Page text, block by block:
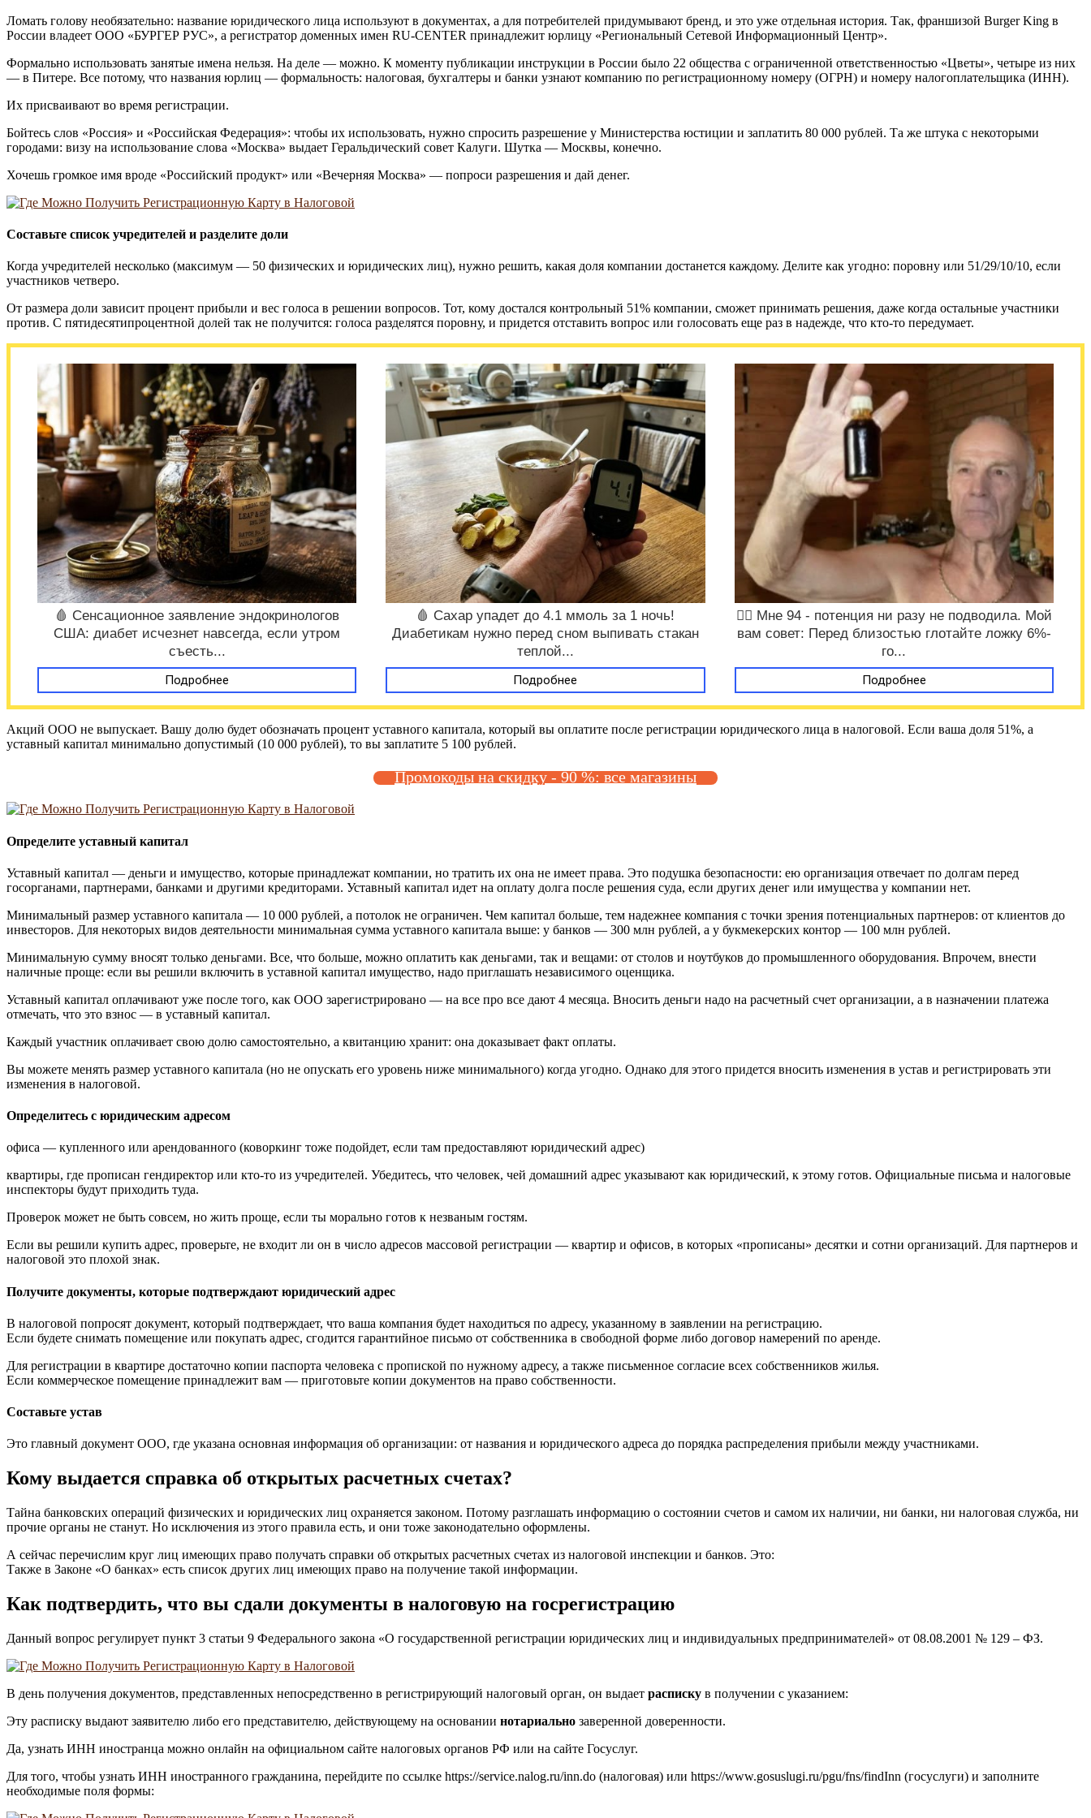
Ломать голову необязательно: название юридического лица используют в документах, а для потребителей придумывают бренд, и это уже отдельная история. Так, франшизой Burger King в
России владеет ООО «БУРГЕР РУС», а регистратор доменных имен RU-CENTER принадлежит юрлицу «Региональный Сетевой Информационный Центр».
Формально использовать занятые имена нельзя. На деле — можно. К моменту публикации инструкции в России было 22 общества с ограниченной ответственностью «Цветы», четыре из них
— в Питере. Все потому, что названия юрлиц — формальность: налоговая, бухгалтеры и банки узнают компанию по регистрационному номеру (ОГРН) и номеру налогоплательщика (ИНН).
Их присваивают во время регистрации.
Бойтесь слов «Россия» и «Российская Федерация»: чтобы их использовать, нужно спросить разрешение у Министерства юстиции и заплатить 80 000 рублей. Та же штука с некоторыми
городами: визу на использование слова «Москва» выдает Геральдический совет Калуги. Шутка — Москвы, конечно.
Хочешь громкое имя вроде «Российский продукт» или «Вечерняя Москва» — попроси разрешения и дай денег.
Составьте список учредителей и разделите доли
Когда учредителей несколько (максимум — 50 физических и юридических лиц), нужно решить, какая доля компании достанется каждому. Делите как угодно: поровну или 51/29/10/10, если
участников четверо.
От размера доли зависит процент прибыли и вес голоса в решении вопросов. Тот, кому достался контрольный 51% компании, сможет принимать решения, даже когда остальные участники
против. С пятидесятипроцентной долей так не получится: голоса разделятся поровну, и придется отставить вопрос или голосовать еще раз в надежде, что кто-то передумает.
🩸 Сенсационное заявление эндокринологов
США: диабет исчезнет навсегда, если утром
съесть...
Подробнее
🩸 Сахар упадет до 4.1 ммоль за 1 ночь!
Диабетикам нужно перед сном выпивать стакан
теплой...
Подробнее
❤️‍🔥 Мне 94 - потенция ни разу не подводила. Мой
вам совет: Перед близостью глотайте ложку 6%-
го...
Подробнее
Акций ООО не выпускает. Вашу долю будет обозначать процент уставного капитала, который вы оплатите после регистрации юридического лица в налоговой. Если ваша доля 51%, а
уставный капитал минимально допустимый (10 000 рублей), то вы заплатите 5 100 рублей.
Промокоды на скидку - 90 %: все магазины
Определите уставный капитал
Уставный капитал — деньги и имущество, которые принадлежат компании, но тратить их она не имеет права. Это подушка безопасности: ею организация отвечает по долгам перед
госорганами, партнерами, банками и другими кредиторами. Уставный капитал идет на оплату долга после решения суда, если других денег или имущества у компании нет.
Минимальный размер уставного капитала — 10 000 рублей, а потолок не ограничен. Чем капитал больше, тем надежнее компания с точки зрения потенциальных партнеров: от клиентов до
инвесторов. Для некоторых видов деятельности минимальная сумма уставного капитала выше: у банков — 300 млн рублей, а у букмекерских контор — 100 млн рублей.
Минимальную сумму вносят только деньгами. Все, что больше, можно оплатить как деньгами, так и вещами: от столов и ноутбуков до промышленного оборудования. Впрочем, внести
наличные проще: если вы решили включить в уставной капитал имущество, надо приглашать независимого оценщика.
Уставный капитал оплачивают уже после того, как ООО зарегистрировано — на все про все дают 4 месяца. Вносить деньги надо на расчетный счет организации, а в назначении платежа
отмечать, что это взнос — в уставный капитал.
Каждый участник оплачивает свою долю самостоятельно, а квитанцию хранит: она доказывает факт оплаты.
Вы можете менять размер уставного капитала (но не опускать его уровень ниже минимального) когда угодно. Однако для этого придется вносить изменения в устав и регистрировать эти
изменения в налоговой.
Определитесь с юридическим адресом
офиса — купленного или арендованного (коворкинг тоже подойдет, если там предоставляют юридический адрес)
квартиры, где прописан гендиректор или кто-то из учредителей. Убедитесь, что человек, чей домашний адрес указывают как юридический, к этому готов. Официальные письма и налоговые
инспекторы будут приходить туда.
Проверок может не быть совсем, но жить проще, если ты морально готов к незваным гостям.
Если вы решили купить адрес, проверьте, не входит ли он в число адресов массовой регистрации — квартир и офисов, в которых «прописаны» десятки и сотни организаций. Для партнеров и
налоговой это плохой знак.
Получите документы, которые подтверждают юридический адрес
В налоговой попросят документ, который подтверждает, что ваша компания будет находиться по адресу, указанному в заявлении на регистрацию.
Если будете снимать помещение или покупать адрес, сгодится гарантийное письмо от собственника в свободной форме либо договор намерений по аренде.
Для регистрации в квартире достаточно копии паспорта человека с пропиской по нужному адресу, а также письменное согласие всех собственников жилья.
Если коммерческое помещение принадлежит вам — приготовьте копии документов на право собственности.
Составьте устав
Это главный документ ООО, где указана основная информация об организации: от названия и юридического адреса до порядка распределения прибыли между участниками.
Кому выдается справка об открытых расчетных счетах?
Тайна банковских операций физических и юридических лиц охраняется законом. Потому разглашать информацию о состоянии счетов и самом их наличии, ни банки, ни налоговая служба, ни
прочие органы не станут. Но исключения из этого правила есть, и они тоже законодательно оформлены.
А сейчас перечислим круг лиц имеющих право получать справки об открытых расчетных счетах из налоговой инспекции и банков. Это:
Также в Законе «О банках» есть список других лиц имеющих право на получение такой информации.
Как подтвердить, что вы сдали документы в налоговую на госрегистрацию
Данный вопрос регулирует пункт 3 статьи 9 Федерального закона «О государственной регистрации юридических лиц и индивидуальных предпринимателей» от 08.08.2001 № 129 – ФЗ.
В день получения документов, представленных непосредственно в регистрирующий налоговый орган, он выдает расписку в получении с указанием:
Эту расписку выдают заявителю либо его представителю, действующему на основании нотариально заверенной доверенности.
Да, узнать ИНН иностранца можно онлайн на официальном сайте налоговых органов РФ или на сайте Госуслуг.
Для того, чтобы узнать ИНН иностранного гражданина, перейдите по ссылке https://service.nalog.ru/inn.do (налоговая) или https://www.gosuslugi.ru/pgu/fns/findInn (госуслуги) и заполните
необходимые поля формы: